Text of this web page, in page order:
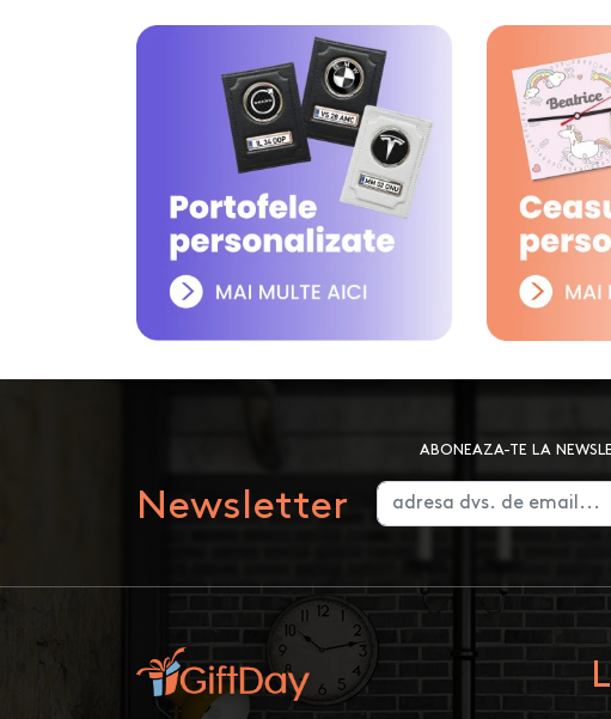
Newsletter
ABONEAZA-TE LA